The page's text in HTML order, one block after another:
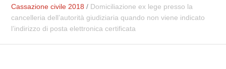
Cassazione civile 2018 / Domiciliazione ex lege presso la
cancelleria dell’autorità giudiziaria quando non viene indicato
l’indirizzo di posta elettronica certificata